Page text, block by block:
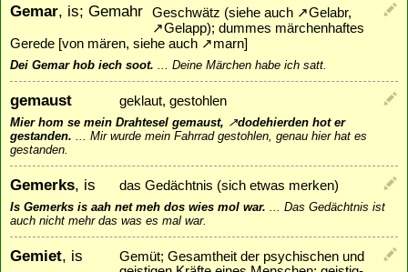
Gemar, is; Gemahr Geschwätz (siehe auch ↗Gelabr,
↗Gelapp); dummes märchenhaftes
Gerede [von mären, siehe auch ↗marn]
Dei Gemar hob iech soot. Deine Märchen habe ich satt.
gemaust geklaut, gestohlen
Mier hom se mein Drahtesel gemaust, ↗dodehierden hot er
gestanden.
Mir wurde mein Fahrrad gestohlen, genau hier hat es
gestanden.
Gemerks, is das Gedächtnis (sich etwas merken)
Is Gemerks is aah net meh dos wies mol war.
Das Gedächtnis ist
auch nicht mehr das was es mal war.
Gemiet, is
Gemüt; Gesamtheit der psychischen und